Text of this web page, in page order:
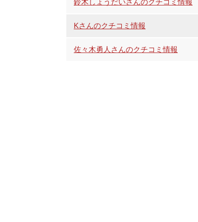
Kさんのクチコミ情報
佐々木勇人さんのクチコミ情報